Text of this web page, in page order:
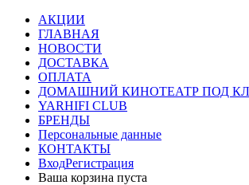
АКЦИИ
ГЛАВНАЯ
НОВОСТИ
ДОСТАВКА
ОПЛАТА
ДОМАШНИЙ КИНОТЕАТР ПОД
YARHIFI CLUB
БРЕНДЫ
Персональные данные
КОНТАКТЫ
ВходРегистрация
Ваша корзина пуста